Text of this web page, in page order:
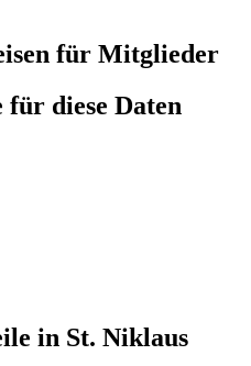
für Mitglieder
diese Daten
in St. Niklaus